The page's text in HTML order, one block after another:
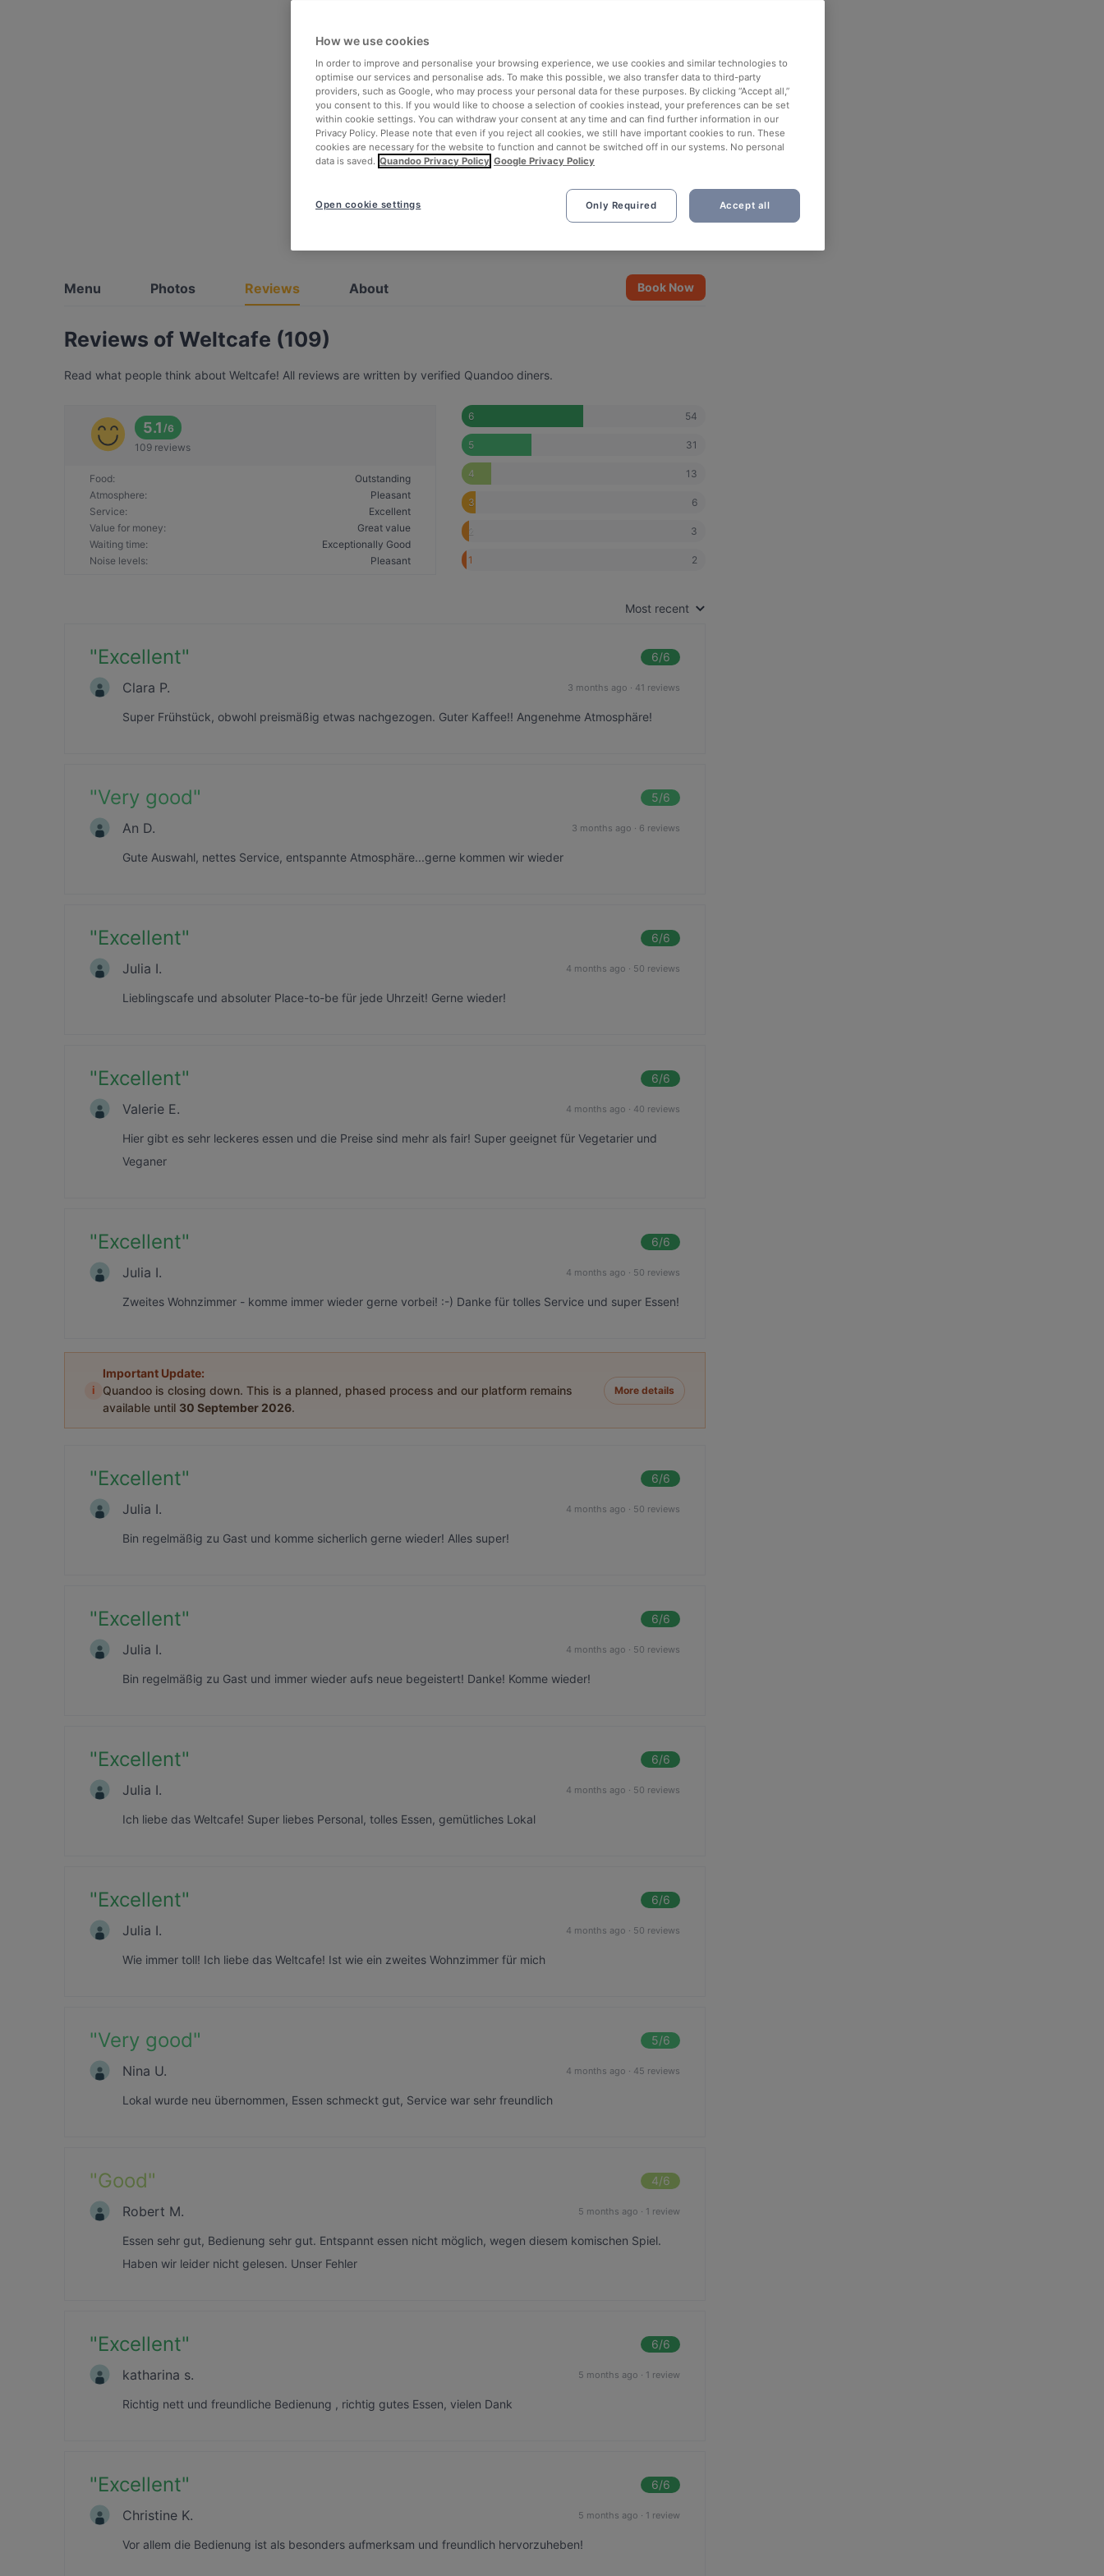
Menu Photos Reviews About Book Now
Reviews of Weltcafe (109)
Read what people think about Weltcafe! All reviews are written by verified Quandoo diners.
5.1 /6
109 reviews
Food:
Outstanding
Atmosphere:
Pleasant
Service:
Excellent
Value for money:
Great value
Waiting time:
Exceptionally Good
Noise levels: Pleasant
6 54
5 31
4 13
3 6
3
1 2
Most recent
"Excellent" 6/6
Clara P. 3 months ago · 41 reviews
Super Frühstück, obwohl preismäßig etwas nachgezogen. Guter Kaffee!! Angenehme Atmosphäre!
"Very good" 5/6
An D. 3 months ago · 6 reviews
Gute Auswahl, nettes Service, entspannte Atmosphäre...gerne kommen wir wieder
"Excellent" 6/6
Julia I. 4 months ago · 50 reviews
Lieblingscafe und absoluter Place-to-be für jede Uhrzeit! Gerne wieder!
"Excellent" 6/6
Valerie E. 4 months ago · 40 reviews
Hier gibt es sehr leckeres essen und die Preise sind mehr als fair! Super geeignet für Vegetarier und
Veganer
"Excellent" 6/6
Julia I. 4 months ago · 50 reviews
Zweites Wohnzimmer - komme immer wieder gerne vorbei! :-) Danke für tolles Service und super Essen!
i
Important Update:
Quandoo is closing down. This is a planned, phased process and our platform remains
available until 30 September 2026.
More details
"Excellent" 6/6
Julia I. 4 months ago · 50 reviews
Bin regelmäßig zu Gast und komme sicherlich gerne wieder! Alles super!
"Excellent" 6/6
Julia I. 4 months ago · 50 reviews
Bin regelmäßig zu Gast und immer wieder aufs neue begeistert! Danke! Komme wieder!
"Excellent" 6/6
Julia I. 4 months ago · 50 reviews
Ich liebe das Weltcafe! Super liebes Personal, tolles Essen, gemütliches Lokal
"Excellent" 6/6
Julia I. 4 months ago · 50 reviews
Wie immer toll! Ich liebe das Weltcafe! Ist wie ein zweites Wohnzimmer für mich
"Very good" 5/6
Nina U. 4 months ago · 45 reviews
Lokal wurde neu übernommen, Essen schmeckt gut, Service war sehr freundlich
"Good" 4/6
Robert M. 5 months ago · 1 review
Essen sehr gut, Bedienung sehr gut. Entspannt essen nicht möglich, wegen diesem komischen Spiel.
Haben wir leider nicht gelesen. Unser Fehler
"Excellent" 6/6
katharina s. 5 months ago · 1 review
Richtig nett und freundliche Bedienung , richtig gutes Essen, vielen Dank
"Excellent" 6/6
Christine K. 5 months ago · 1 review
Vor allem die Bedienung ist als besonders aufmerksam und freundlich hervorzuheben!
How we use cookies
In order to improve and personalise your browsing experience, we use cookies and similar technologies to
optimise our services and personalise ads. To make this possible, we also transfer data to third-party
providers, such as Google, who may process your personal data for these purposes. By clicking “Accept all,”
you consent to this. If you would like to choose a selection of cookies instead, your preferences can be set
within cookie settings. You can withdraw your consent at any time and can find further information in our
Privacy Policy. Please note that even if you reject all cookies, we still have important cookies to run. These
cookies are necessary for the website to function and cannot be switched off in our systems. No personal
data is saved. Quandoo Privacy Policy Google Privacy Policy
Only Required Accept all
Open cookie settings